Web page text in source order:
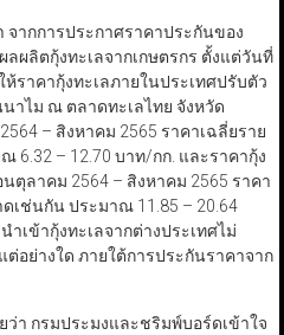
ากการประกาศราคาประกันของ
ผลิตกุ้งทะเลจากเกษตรกร ตั้งแต่วันที่
ราคากุ้งทะเลภายในประเทศปรับตัว
าไม ณ ตลาดทะเลไทย จังหวัด
– สิงหาคม 2565 ราคาเฉลี่ยราย
6.32 – 12.70 บาท/กก. และราคากุ้ง
ตุลาคม 2564 – สิงหาคม 2565 ราคา
เช่นกัน ประมาณ 11.85 – 20.64
เข้ากุ้งทะเลจากต่างประเทศไม่
อย่างใด ภายใต้การประกันราคาจาก
า กรมประมงและชริมพ์บอร์ดเข้าใจ